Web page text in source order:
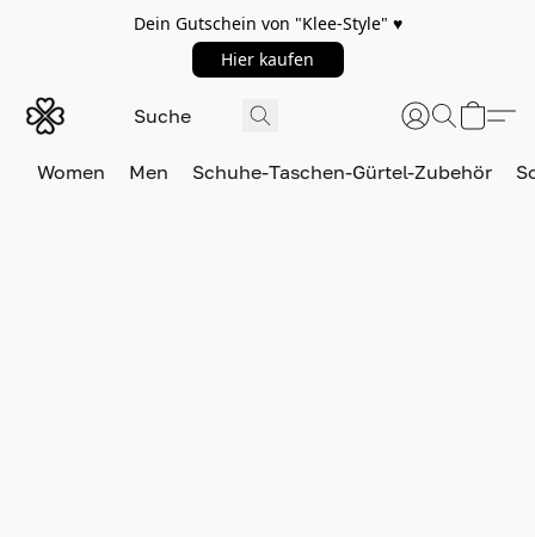
Dein Gutschein von "Klee-Style" ♥️
Hier kaufen
Women Men Schuhe-Taschen-Gürtel-Zubehör